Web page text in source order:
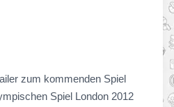
zum kommenden Spiel
Spiel London 2012